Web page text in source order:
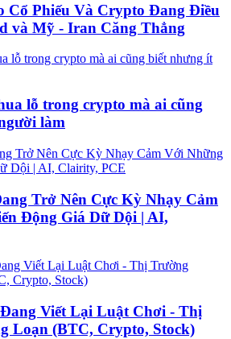
Cổ Phiếu Và Crypto Đang Điều
và Mỹ - Iran Căng Thẳng
lỗ trong crypto mà ai cũng
làm
Trở Nên Cực Kỳ Nhạy Cảm
Động Giá Dữ Dội | AI,
Viết Lại Luật Chơi - Thị
Loạn (BTC, Crypto, Stock)